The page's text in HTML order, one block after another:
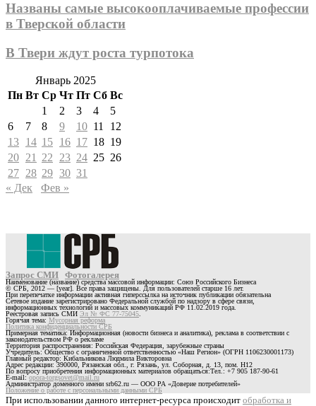
Названы самые высокооплачиваемые профессии
в Тверской области
В Твери ждут роста турпотока
Январь 2025
Пн Вт Ср Чт Пт Сб Вс
1
2 3 4
5
6
7 8 9 10 11
12
13 14 15 16 17 18 19
20 21 22 23 24 25 26
27 28 29 30 31
« Дек
Фев »
Запрос СМИ Фотогалерея
Наименование (название) средства массовой информации: Союз Российского Бизнеса
© СРБ, 2012 — [year]. Все права защищены. Для пользователей старше 16 лет.
При перепечатке информации активная гиперссылка на источник публикации обязательна
Сетевое издание зарегистрировано Федеральной службой по надзору в сфере связи,
информационных технологий и массовых коммуникаций РФ 11.02.2019 года.
Реестровая запись СМИ Эл № ФС 77-75045
Горячая тема: Мусорная реформа
Политика конфиденциальности СРБ
Примерная тематика: Информационная (новости бизнеса и аналитика), реклама в соответствии с
законодательством РФ о рекламе
Территория распространения: Российская Федерация, зарубежные страны
Учредитель: Общество с ограниченной ответственностью «Наш Регион» (ОГРН 1106230001173)
Главный редактор: Кибальникова Людмила Викторовна
Адрес редакции: 390000, Рязанская обл., г. Рязань, ул. Соборная, д. 13, пом. Н12
По вопросу приобретения информационных материалов обращаться:Тел.: +7 905 187-90-61
E-mail:opora-torgsovet@mail.ru
Администратор доменного имени srb62.ru — ООО РА «Доверие потребителей»
Положение о работе с персональными данными СРБ
При использовании данного интернет-ресурса происходит обработка и